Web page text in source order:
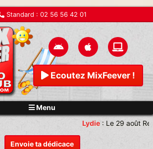
Standard : 02 56 56 42 01
Ecoutez MixFeever !
Menu
Envoie ta dédicace
Lydie:Le 29 août